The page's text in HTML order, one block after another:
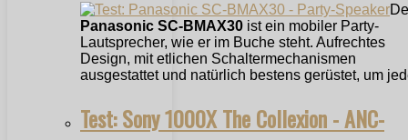
Panasonic SC-BMAX30 ist ein mobiler Party-
Lautsprecher, wie er im Buche steht. Aufrechtes
Design, mit etlichen Schaltermechanismen
ausgestattet und natürlich bestens gerüstet, um
Test: Sony 1000X The Collexion - ANC-